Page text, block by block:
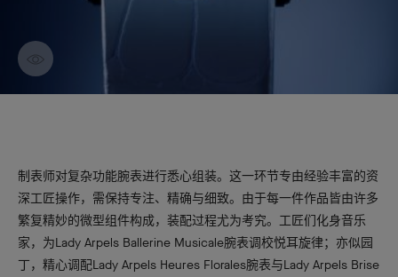
探索作品
制表师对复杂功能腕表进行悉心组装。这一环节专由经验丰富的资
深工匠操作，需保持专注、精确与细致。由于每一件作品皆由许多
繁复精妙的微型组件构成，装配过程尤为考究。工匠们化身音乐
家，为Lady Arpels Ballerine Musicale腕表调校悦耳旋律；亦似园
丁，精心调配Lady Arpels Heures Florales腕表与Lady Arpels Brise